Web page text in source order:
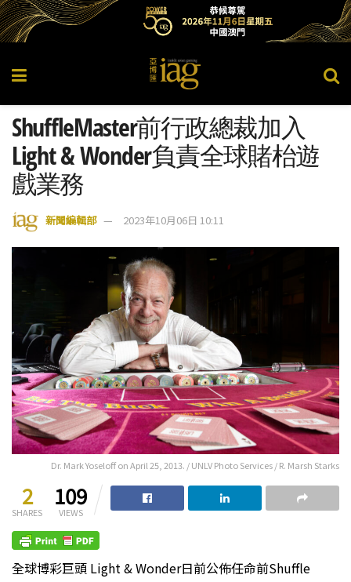
ShuffleMaster前行政總裁加入
Light & Wonder負責全球賭枱遊
戲業務
新聞編輯部 2023年10月06日 10:11
Dr. Mark Yoseloff on April 25, 2013. / UNLV Photo Services / R. Marsh Starks
2
SHARES
109
VIEWS
全球博彩巨頭 Light & Wonder日前公佈任命前Shuffle